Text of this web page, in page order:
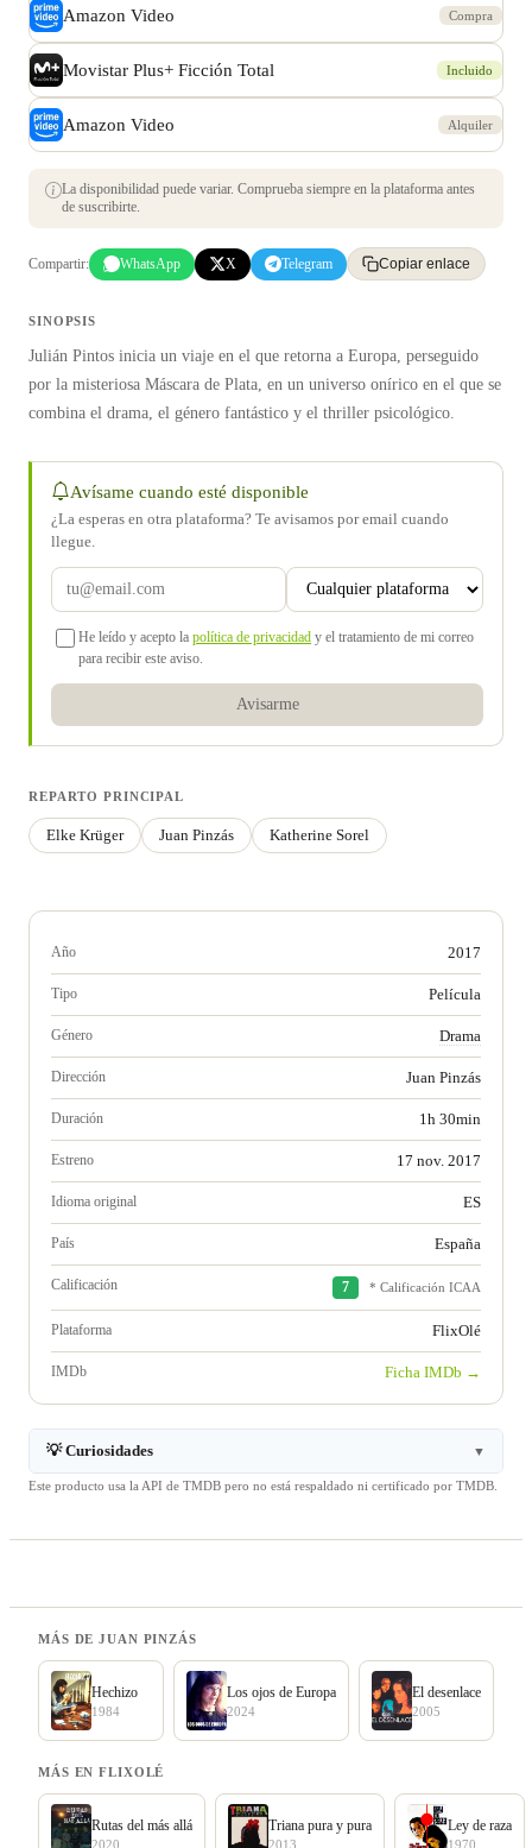
Amazon Video Compra
Movistar Plus+ Ficción Total Incluido
Amazon Video Alquiler
La disponibilidad puede variar. Comprueba siempre en la plataforma antes
de suscribirte.
Compartir: WhatsApp X Telegram Copiar enlace
SINOPSIS
Julián Pintos inicia un viaje en el que retorna a Europa, perseguido
por la misteriosa Máscara de Plata, en un universo onírico en el que se
combina el drama, el género fantástico y el thriller psicológico.
Avísame cuando esté disponible
¿La esperas en otra plataforma? Te avisamos por email cuando
llegue.
He leído y acepto la política de privacidad y el tratamiento de mi correo
para recibir este aviso.
Avisarme
REPARTO PRINCIPAL
Elke Krüger Juan Pinzás Katherine Sorel
Año 2017
Tipo Película
Género Drama
Dirección Juan Pinzás
Duración 1h 30min
Estreno 17 nov. 2017
Idioma original ES
País España
Calificación 7 * Calificación ICAA
Plataforma FlixOlé
IMDb Ficha IMDb →
💡 Curiosidades ▼
Este producto usa la API de TMDB pero no está respaldado ni certificado por TMDB.
MÁS DE JUAN PINZÁS
Hechizo
1984
Los ojos de Europa
2024
El desenlace
2005
MÁS EN FLIXOLÉ
Rutas del más allá
2020
Triana pura y pura
2013
Ley de raza
1970